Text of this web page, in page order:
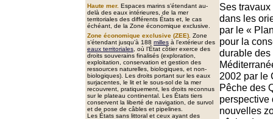
Haute mer. Espaces marins s’étendant au-
delà des eaux intérieures, de la mer
territoriales des différents États et, le cas
échéant, de la Zone économique exclusive.
Zone économique exclusive (ZEE). Zone
s’étendant jusqu’à 188 milles à l’extérieur des
eaux territoriales , où l’État côtier exerce des
droits souverains finalisés (exploration,
exploitation, conservation et gestion des
ressources naturelles, biologiques, et non-
biologiques). Les droits portant sur les eaux
surjacentes, le lit et le sous-sol de la mer
recouvrent, pratiquement, les droits reconnus
sur le plateau continental. Les États tiers
conservent la liberté de navigation, de survol
et de pose de câbles et pipelines.
Les États sans littoral et ceux ayant des
Ses travaux
dans les
par le «
pour la
durable
2002 par le
Pêche des
perspective
nouvelles